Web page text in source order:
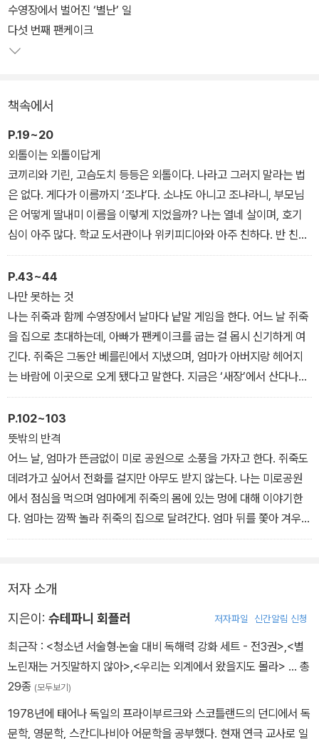
쥐죽이 아픔을 공유하고 상처를 치유하면서 저마다의 울타리를 부수
고 세상 속으로 힘차게 발을 내딛는 과정을 그려 내고 있다. ‘외톨
이’와 ‘가정 폭력’이라는 굵다란 줄기가 작품 전반에 깔려 있기는 하지
폭을 넓히고 읽는 재미를 쏠쏠하게 만든다.
수영장에서 벌어진 ‘별난’ 일
다섯 번째 팬케이크
책속에서
P.19~20
외톨이는 외톨이답게
코끼리와 기린, 고슴도치 등등은 외톨이다. 나라고 그러지 말라는 법
은 없다. 게다가 이름까지 ‘조냐’다. 소냐도 아니고 조냐라니, 부모님
은 어떻게 딸내미 이름을 이렇게 지었을까? 나는 열네 살이며, 호기
심이 아주 많다. 학교 도서관이나 위키피디아와 아주 친하다. 반 친구
들은 나를 미치광이 취급한다. 방학이면 할 일이 없어서 괴롭다. 그래
서 야외 수영장에 가서 사람들을 관찰한다. 어느 날, 귀와 머리카락이
바짝 선 데다 비쩍 말라서 자작나무, 아니면 외계인처럼 생긴 남자아
이를 보게 되는데……. 그 아이는 자신을 ‘쥐죽’이라고 소개한다.
수영장 가장자리에 사람이 한 명 더 서 있었다. 무덤가에 방금 심은 자
작나무처럼 키가 크고 비쩍 마른 데다, 새하얗기까지 한 남자아이였
다. 초록색 수영복을 입었는데, 붉은색이 도는 금발이 사방으로 비죽
비죽 뻗쳐 있었다.
머리에서 툭 불거져 나온 게 머리카락만은 아니었다. 나는 그렇게 바
짝 서 있는 귀는 한 번도 본 적이 없었다. 햇빛이 그 아이의 귀를 주홍
색으로 물들이는 바람에, 낙하하는 두 개의 작은 태양이 머리 양쪽에
매달린 것처럼 보였다.
반짝이는 귀와 기이한 몸매 덕분에 그 아이는 우주선을 타고 지금 막
마리가 불쑥 나타나 물가를 뱅뱅 돌며 추격전을 벌이다가, 그중 한 마
리가 젖은 바닥에서 미끄러지며 자작나무의 발뒤꿈치에 부딪히고는
만 물에 빠져 허우적거리기 시작했다.
P.43~44
나만 못하는 것
나는 쥐죽과 함께 수영장에서 날마다 낱말 게임을 한다. 어느 날 쥐죽
을 집으로 초대하는데, 아빠가 팬케이크를 굽는 걸 몹시 신기하게 여
긴다. 쥐죽은 그동안 베를린에서 지냈으며, 엄마가 아버지랑 헤어지
는 바람에 이곳으로 오게 됐다고 말한다. 지금은 ‘새장’에서 산다나?
말투로 보아, 쥐죽은 부모님과 사이가 좋지 않은 것 같다. 식사 후에
쥐죽과 나는 정원에 누워 별자리를 관찰한다. 뭐가 제일 무섭냐는 내
질문에 쥐죽은 대뜸 ‘아버지’라고 대답한다.
나는 쥐죽이 다른 또래 아이들처럼 부모님을 ‘엄마’나 ‘아빠’라고 부르
지 않는 게 자꾸 마음에 걸렸다. ‘어머니’나 ‘아버지’는 왠지 우연히 같
은 집에 살게 된 이방인을 지칭할 때 쓰는 말처럼 들렸다. 쥐죽의 목소
리에 아버지가 자기 말에 귀를 기울이지 않았던 것에 대한 분노가 스
인을 드셨지. 그러다 내가 거실로 들어가면 늘 ‘난 지금 집중해야 하니
까, 쥐 죽은 듯이 있어!’라고 말씀하시곤 했어.”
서 따온 말이었다! 그러니까 쥐죽은 자기 자신에게 스스로 별명을 붙
인 것이다.
P.102~103
뜻밖의 반격
어느 날, 엄마가 뜬금없이 미로 공원으로 소풍을 가자고 한다. 쥐죽도
데려가고 싶어서 전화를 걸지만 아무도 받지 않는다. 나는 미로공원
에서 점심을 먹으며 엄마에게 쥐죽의 몸에 있는 멍에 대해 이야기한
다. 엄마는 깜짝 놀라 쥐죽의 집으로 달려간다. 엄마 뒤를 쫓아 겨우겨
우 그 집에 도착했을 때, 발코니 유리창은 깨져서 산산조각이 나 있는
그리고 사랑 비슷한 것도 어려 있다. 얼마 뒤, 쥐죽은 유리 조각으로
아버지의 어깨를 찌른다.
쥐죽네 집 문은 살짝 열려 있었다. 불이 꺼져 있어서 집 안은 어두침침
했다. 사람도 보이지 않고 소리도 들리지 않았다. 나는 조심스럽게 안
듯한 느낌이 들었다. 쥐죽은 거실의 왼쪽 구석, 예전에는 발코니 문이
저자 소개
지은이: 슈테파니 회플러 저자파일 신간알림 신청
최근작 : <청소년 서술형·논술 대비 독해력 강화 세트 - 전3권>,<별
노린재는 거짓말하지 않아>,<우리는 외계에서 왔을지도 몰라> … 총
29종 (모두보기)
1978년에 태어나 독일의 프라이부르크와 스코틀랜드의 던디에서 독
문학, 영문학, 스칸디나비아 어문학을 공부했다. 현재 연극 교사로 일